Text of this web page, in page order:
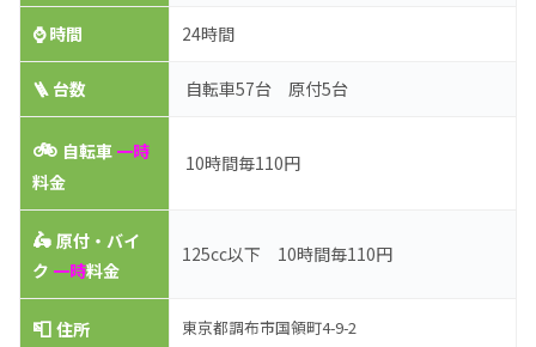
⌚時間 24時間
🪜 台数 自転車57台 原付5台
🚲 自転車 一時
料金
10時間毎110円
🛵原付・バイ
ク 一時料金
125cc以下 10時間毎110円
📮住所 東京都調布市国領町4-9-2